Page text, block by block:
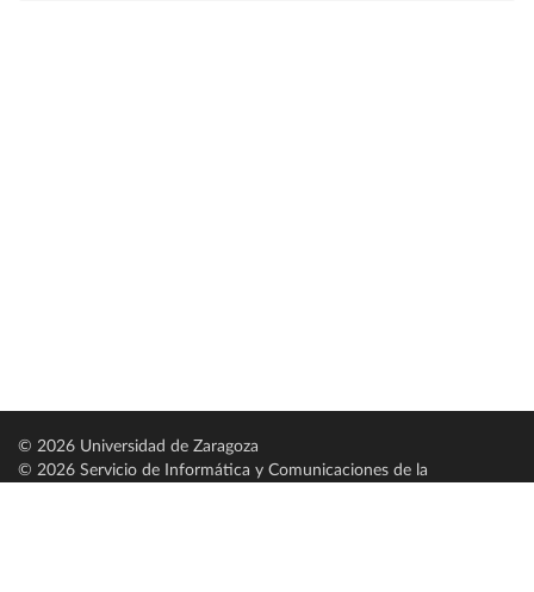
© 2026 Universidad de Zaragoza
© 2026 Servicio de Informática y Comunicaciones de la